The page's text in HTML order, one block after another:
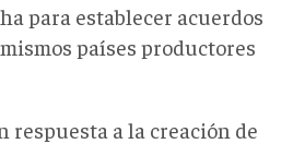
para establecer acuerdos
países productores
respuesta a la creación de